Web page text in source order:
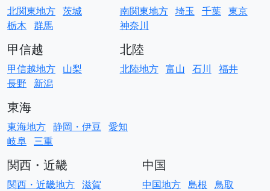
北関東地方 茨城
栃木 群馬
南関東地方 埼玉 千葉 東京
神奈川
甲信越
甲信越地方 山梨
長野
新潟
北陸
北陸地方 富山 石川 福井
東海
東海地方 静岡・伊豆 愛知
岐阜 三重
関西・近畿
関西・近畿地方 滋賀
中国
中国地方 島根 鳥取